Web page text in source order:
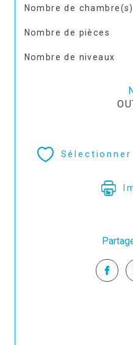
Nombre de chambre(s)
Nombre de pièces
Nombre de niveaux
Sélectionner